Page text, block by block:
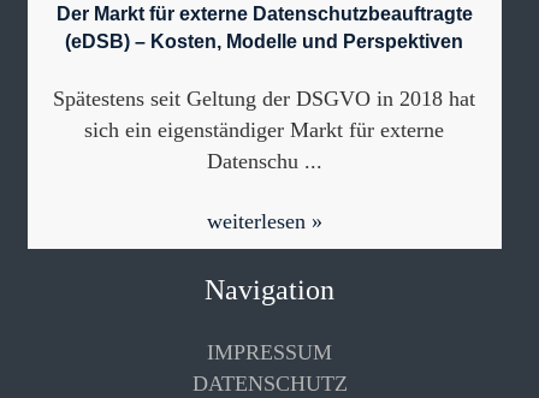
Der Markt für externe Datenschutzbeauftragte
(eDSB) – Kosten, Modelle und Perspektiven
Spätestens seit Geltung der DSGVO in 2018 hat
sich ein eigenständiger Markt für externe
Datenschu ...
weiterlesen »
Navigation
IMPRESSUM
DATENSCHUTZ